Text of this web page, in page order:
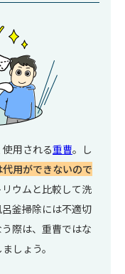
用される重曹。し
用ができないので
ウムと比較して洗
釜掃除には不適切
際は、重曹ではな
しょう。